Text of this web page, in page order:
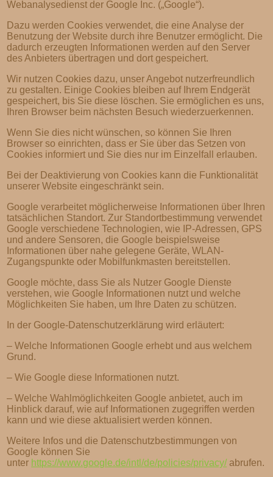
Webanalysedienst der Google Inc. („Google“).
Dazu werden Cookies verwendet, die eine Analyse der
Benutzung der Website durch ihre Benutzer ermöglicht. Die
dadurch erzeugten Informationen werden auf den Server
des Anbieters übertragen und dort gespeichert.
Wir nutzen Cookies dazu, unser Angebot nutzerfreundlich
zu gestalten. Einige Cookies bleiben auf Ihrem Endgerät
gespeichert, bis Sie diese löschen. Sie ermöglichen es uns,
Ihren Browser beim nächsten Besuch wiederzuerkennen.
Wenn Sie dies nicht wünschen, so können Sie Ihren
Browser so einrichten, dass er Sie über das Setzen von
Cookies informiert und Sie dies nur im Einzelfall erlauben.
Bei der Deaktivierung von Cookies kann die Funktionalität
unserer Website eingeschränkt sein.
Google verarbeitet möglicherweise Informationen über Ihren
tatsächlichen Standort. Zur Standortbestimmung verwendet
Google verschiedene Technologien, wie IP-Adressen, GPS
und andere Sensoren, die Google beispielsweise
Informationen über nahe gelegene Geräte, WLAN-
Zugangspunkte oder Mobilfunkmasten bereitstellen.
Google möchte, dass Sie als Nutzer Google Dienste
verstehen, wie Google Informationen nutzt und welche
Möglichkeiten Sie haben, um Ihre Daten zu schützen.
In der Google-Datenschutzerklärung wird erläutert:
– Welche Informationen Google erhebt und aus welchem
Grund.
– Wie Google diese Informationen nutzt.
– Welche Wahlmöglichkeiten Google anbietet, auch im
Hinblick darauf, wie auf Informationen zugegriffen werden
kann und wie diese aktualisiert werden können.
Weitere Infos und die Datenschutzbestimmungen von
Google können Sie
unter https://www.google.de/intl/de/policies/privacy/abrufen.